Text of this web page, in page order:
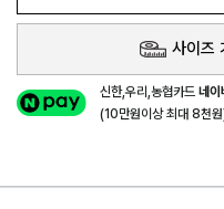
사이즈
신한,우리,농협카드네
(10만원이상 최대 8천